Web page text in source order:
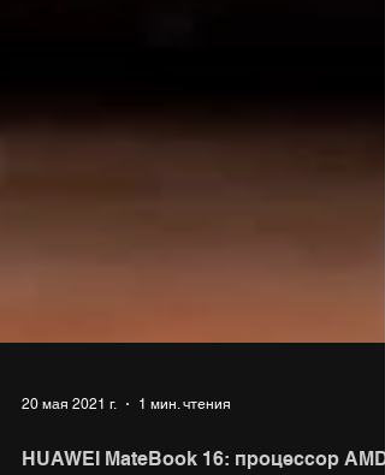
20 мая 2021 г. 1 мин. чтения